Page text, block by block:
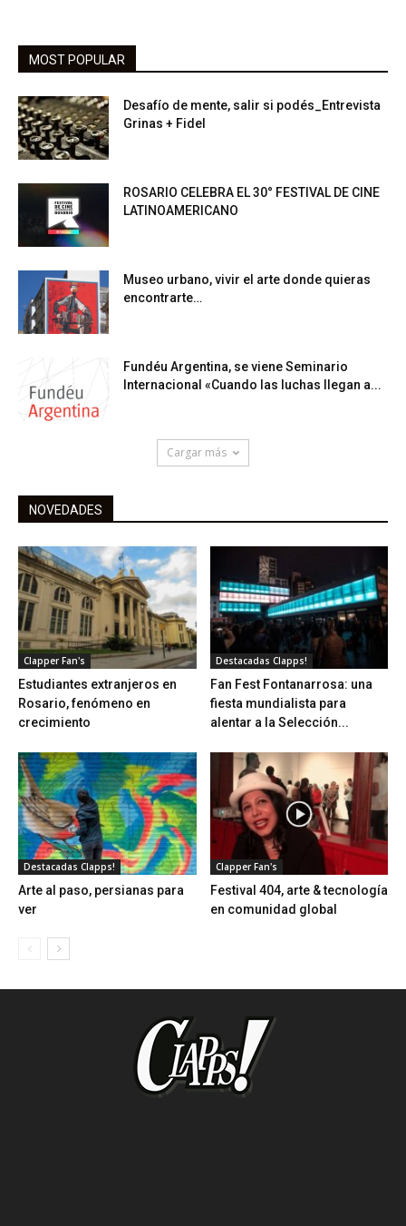
MOST POPULAR
Desafío de mente, salir si podés_Entrevista
Grinas + Fidel
ROSARIO CELEBRA EL 30° FESTIVAL DE CINE
LATINOAMERICANO
Museo urbano, vivir el arte donde quieras
encontrarte…
Fundéu Argentina, se viene Seminario
Internacional «Cuando las luchas llegan a...
Cargar más
NOVEDADES
Clapper Fan's
Estudiantes extranjeros en
Rosario, fenómeno en
crecimiento
Destacadas Clapps!
Fan Fest Fontanarrosa: una
fiesta mundialista para
alentar a la Selección...
Destacadas Clapps!
Arte al paso, persianas para
ver
Clapper Fan's
Festival 404, arte & tecnología
en comunidad global